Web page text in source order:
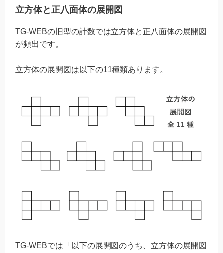
立方体と正八面体の展開図
TG-WEBの旧型の計数では立方体と正八面体の展開図
が頻出です。
立方体の展開図は以下の11種類あります。
TG-WEBでは「以下の展開図のうち、立方体の展開図